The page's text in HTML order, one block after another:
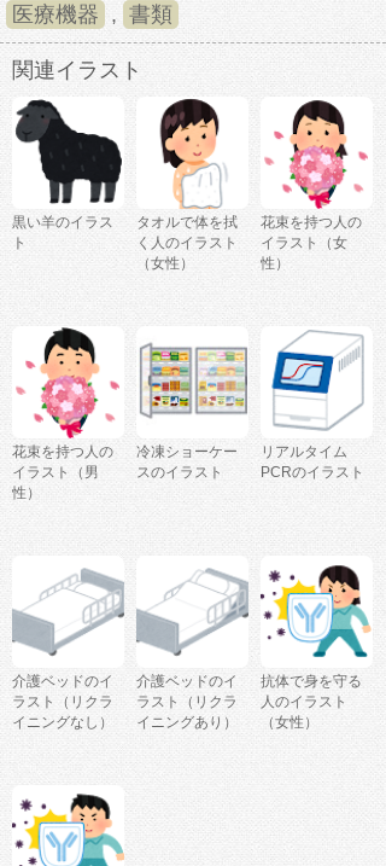
医療機器 , 書類
関連イラスト
黒い羊のイラス
ト
タオルで体を拭
く人のイラスト
（女性）
花束を持つ人の
イラスト（女
性）
花束を持つ人の
イラスト（男
性）
冷凍ショーケー
スのイラスト
リアルタイム
PCRのイラスト
介護ベッドのイ
ラスト（リクラ
イニングなし）
介護ベッドのイ
ラスト（リクラ
イニングあり）
抗体で身を守る
人のイラスト
（女性）